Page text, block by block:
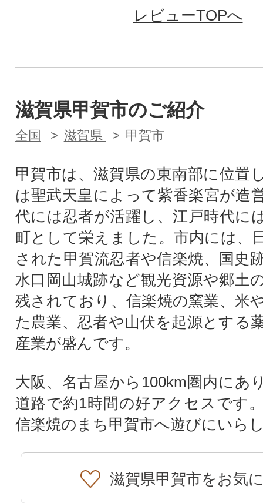
レビューTOPへ
滋賀県甲賀市のご紹介
全国 滋賀県 甲賀市
甲賀市は、滋賀県の東南部に位置
は聖武天皇によって紫香楽宮が造
代には忍者が活躍し、江戸時代に
町として栄えました。市内には、
された甲賀流忍者や信楽焼、国史
水口岡山城跡など観光資源や郷土
残されており、信楽焼の窯業、米
た農業、忍者や山伏を起源とする
産業が盛んです。
大阪、名古屋から100km圏内にあ
道路で約1時間の好アクセスです
信楽焼のまち甲賀市へ遊びにいら
滋賀県甲賀市をお気